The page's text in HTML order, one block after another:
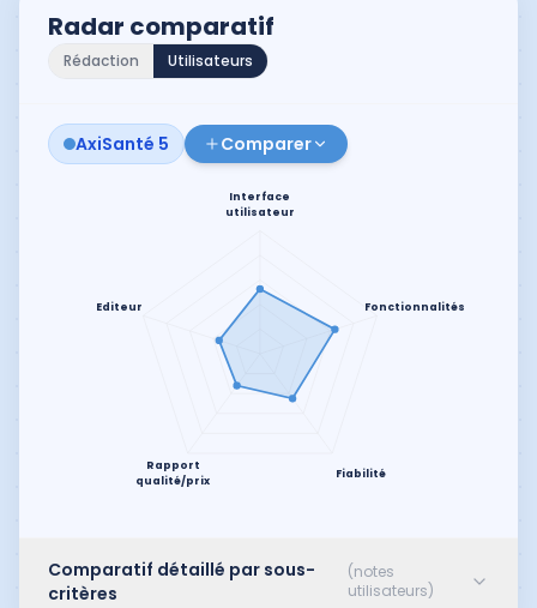
Radar comparatif
Rédaction Utilisateurs
AxiSanté 5 Comparer
Interface
utilisateur
Fonctionnalités
Fiabilité
Rapport
qualité/prix
Editeur
Comparatif détaillé par sous-
critères
(notes
utilisateurs)